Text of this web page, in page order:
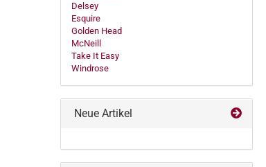
Delsey
Esquire
Golden Head
McNeill
Take It Easy
Windrose
Neue Artikel